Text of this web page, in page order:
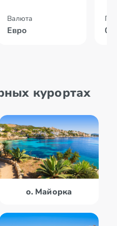
Валюта
Евро
курортах
о. Майорка